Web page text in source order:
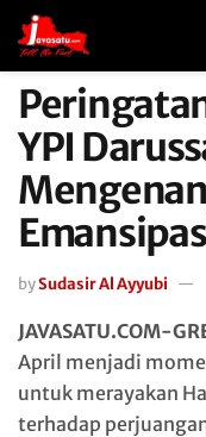
YPI
bySudasir Al Ayyubi
JAVASATU.COM-
April menjadi
untuk merayakan
terhadap